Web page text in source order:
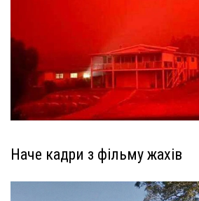
Наче кадри з фільму жахів